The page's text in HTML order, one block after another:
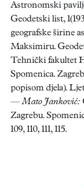
Astronomski
Geodetski list,
geografske širine
Maksimiru.
Tehnički fakultet
Spomenica.
popisom djela).
—Mato Janković:
Zagrebu.
109, 110, 111, 115.